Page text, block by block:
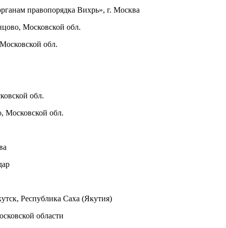
правопорядка Вихрь», г. Москва
Московской обл.
обл.
обл.
обл.
Республика Саха (Якутия)
области